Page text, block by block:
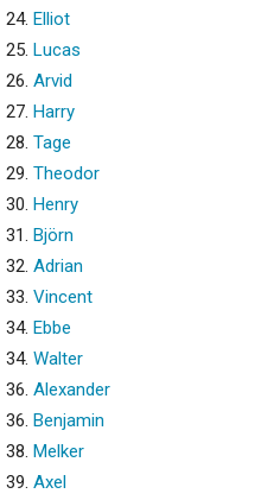
24. Elliot
25. Lucas
26. Arvid
27. Harry
28. Tage
29. Theodor
30. Henry
31. Björn
32. Adrian
33. Vincent
34. Ebbe
34. Walter
36. Alexander
36. Benjamin
38. Melker
39. Axel